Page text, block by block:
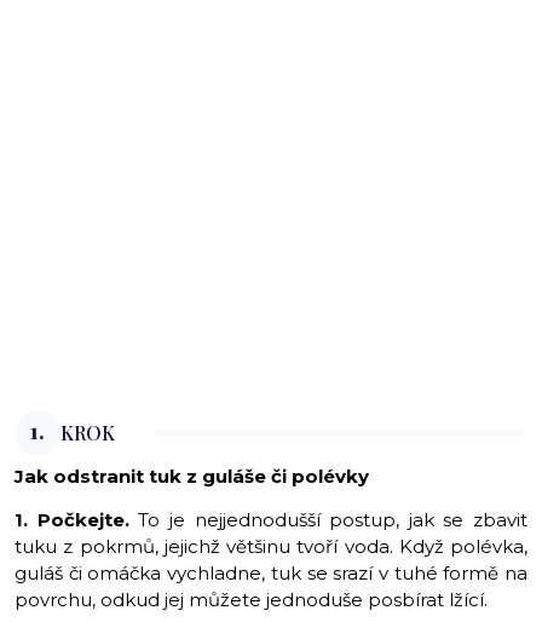
1. KROK
Jak odstranit tuk z guláše či polévky
1. Počkejte.To je nejjednodušší postup, jak se zbavit
tuku z pokrmů, jejichž většinu tvoří voda. Když polévka,
guláš či omáčka vychladne, tuk se srazí v tuhé formě na
povrchu, odkud jej můžete jednoduše posbírat lžící.